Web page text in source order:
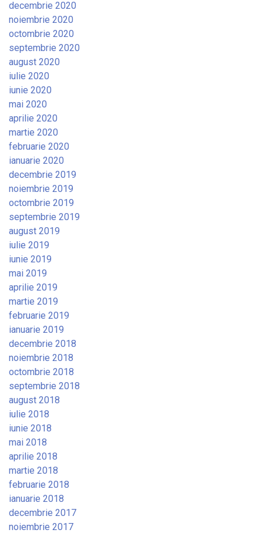
decembrie 2020
noiembrie 2020
octombrie 2020
septembrie 2020
august 2020
iulie 2020
iunie 2020
mai 2020
aprilie 2020
martie 2020
februarie 2020
ianuarie 2020
decembrie 2019
noiembrie 2019
octombrie 2019
septembrie 2019
august 2019
iulie 2019
iunie 2019
mai 2019
aprilie 2019
martie 2019
februarie 2019
ianuarie 2019
decembrie 2018
noiembrie 2018
octombrie 2018
septembrie 2018
august 2018
iulie 2018
iunie 2018
mai 2018
aprilie 2018
martie 2018
februarie 2018
ianuarie 2018
decembrie 2017
noiembrie 2017